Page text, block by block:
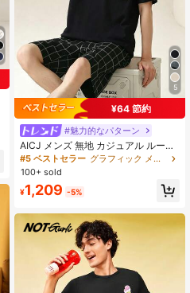
5
¥64 節約
#魅力的なパターン
AICJ メンズ 無地 カジュアル ルーズ
ミニマリスト ポケット ラウンドネッ
ク 半袖 チェック柄 ショーツ パジャ
マセット 2枚組、春夏シーズン向け
#5 ベストセラー
グラフィック メンズラウンジウェアセット
100+ sold
¥1,209 -5%